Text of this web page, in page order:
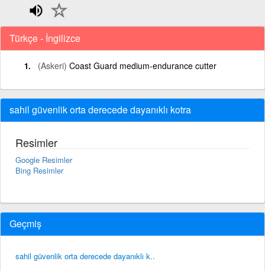
Türkçe - İngilizce
(Askeri) Coast Guard medium-endurance cutter
sahil güvenlik orta derecede dayanıklı kotra
Resimler
Google Resimler
Bing Resimler
Geçmiş
sahil güvenlik orta derecede dayanıklı k..